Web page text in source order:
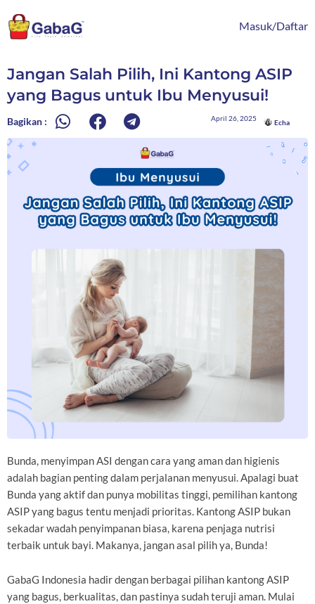
ke
konten
Masuk/Daftar
Jangan Salah Pilih, Ini Kantong ASIP
yang Bagus untuk Ibu Menyusui!
Bagikan : April 26, 2025
Echa
Bunda, menyimpan ASI dengan cara yang aman dan higienis
adalah bagian penting dalam perjalanan menyusui. Apalagi buat
Bunda yang aktif dan punya mobilitas tinggi, pemilihan kantong
ASIP yang bagus tentu menjadi prioritas. Kantong ASIP bukan
sekadar wadah penyimpanan biasa, karena penjaga nutrisi
terbaik untuk bayi. Makanya, jangan asal pilih ya, Bunda!
GabaG Indonesia hadir dengan berbagai pilihan kantong ASIP
yang bagus, berkualitas, dan pastinya sudah teruji aman. Mulai